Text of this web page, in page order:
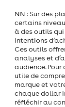
NN : Sur des
certains
à des outils
intentions
Ces outils
analyses et
audience.
utile de
marque et
chaque dollar
réfléchir au